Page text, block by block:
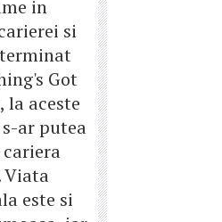
in
si
Got
la aceste
ar putea
Viata
este si